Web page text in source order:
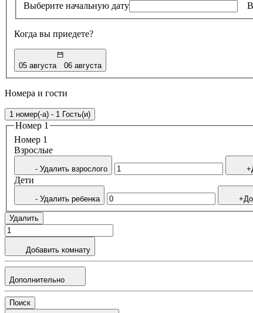
Выберите начальную дату
Когда вы приедете?
05 августа 06 августа
Номера и гости
1 номер(-а) - 1 Гость(и)
Номер 1
Номер 1
Bзрослые
- Удалить взрослого
Дети
- Удалить ребенка
Удалить
Добавить комнату
Дополнительно
Поиск